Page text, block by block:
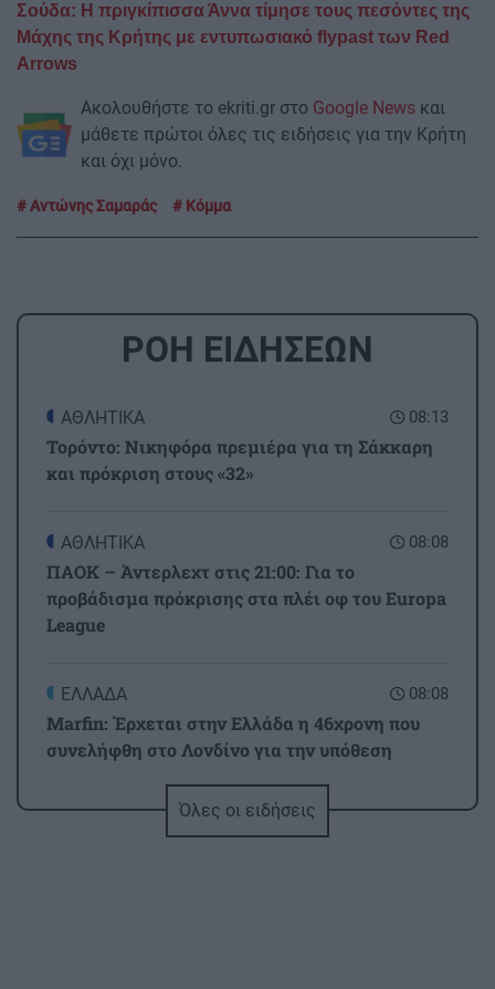
Σούδα: Η πριγκίπισσα Άννα τίμησε τους πεσόντες της
Μάχης της Κρήτης με εντυπωσιακό flypast των Red
Arrows
Ακολουθήστε το ekriti.gr στο Google News και
μάθετε πρώτοι όλες τις ειδήσεις για την Κρήτη
και όχι μόνο.
Αντώνης Σαμαράς Κόμμα
ΡΟΗ ΕΙΔΗΣΕΩΝ
08:13
ΑΘΛΗΤΙΚΑ
Τορόντο: Νικηφόρα πρεμιέρα για τη Σάκκαρη
και πρόκριση στους «32»
08:08
ΑΘΛΗΤΙΚΑ
ΠΑΟΚ – Άντερλεχτ στις 21:00: Για το
προβάδισμα πρόκρισης στα πλέι οφ του Europa
League
08:08
ΕΛΛΑΔΑ
Marfin: Έρχεται στην Ελλάδα η 46χρονη που
συνελήφθη στο Λονδίνο για την υπόθεση
Όλες οι ειδήσεις